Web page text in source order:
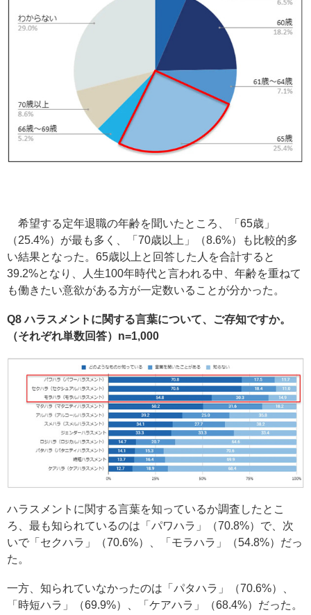
希望する定年退職の年齢を聞いたところ、「65歳」
（25.4%）が最も多く、「70歳以上」（8.6%）も比較的多
い結果となった。65歳以上と回答した人を合計すると
39.2%となり、人生100年時代と言われる中、年齢を重ねて
も働きたい意欲がある方が一定数いることが分かった。
Q8 ハラスメントに関する言葉について、ご存知ですか。
（それぞれ単数回答）n=1,000
ハラスメントに関する言葉を知っているか調査したとこ
ろ、最も知られているのは「パワハラ」（70.8%）で、次
いで「セクハラ」（70.6%）、「モラハラ」（54.8%）だっ
た。
一方、知られていなかったのは「パタハラ」（70.6%）、
「時短ハラ」（69.9%）、「ケアハラ」（68.4%）だった。